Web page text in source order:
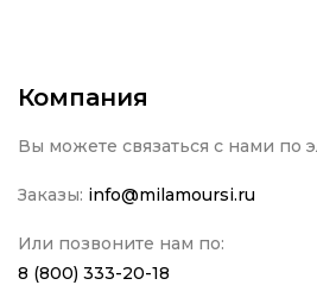
Компания
Вы можете связаться с нами по
Заказы: info@milamoursi.ru
Или позвоните нам по:
8 (800) 333-20-18